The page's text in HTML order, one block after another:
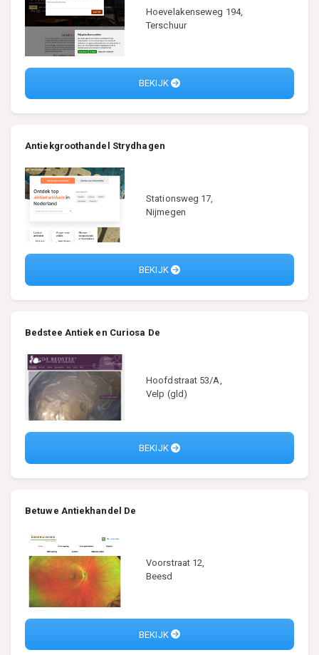
Hoevelakenseweg 194,
Terschuur
BEKIJK
Antiekgroothandel Strydhagen
Stationsweg 17,
Nijmegen
BEKIJK
Bedstee Antiek en Curiosa De
Hoofdstraat 53/A,
Velp (gld)
BEKIJK
Betuwe Antiekhandel De
Voorstraat 12,
Beesd
BEKIJK